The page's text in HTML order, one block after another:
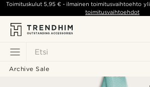
Etsi
Toimituskulut5,95 € - ilmainen toimitusvaihtoehto yli
toimitusvaihtoehdot
Archive Sale